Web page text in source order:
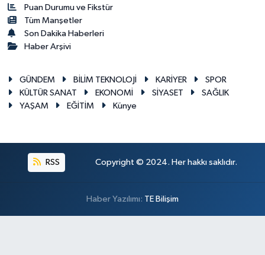
Puan Durumu ve Fikstür
Tüm Manşetler
Son Dakika Haberleri
Haber Arşivi
GÜNDEM BİLİM TEKNOLOJİ KARİYER
SPOR
KÜLTÜR SANAT
EKONOMİ SİYASET
SAĞLIK
YAŞAM
EĞİTİM Künye
RSS Copyright © 2024. Her hakkı saklıdır.
Haber Yazılımı: TE Bilişim